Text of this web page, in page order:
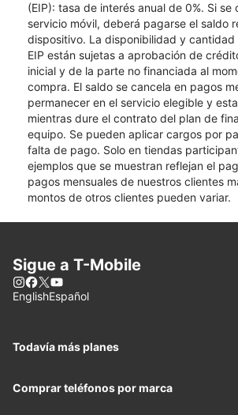
(EIP): tasa de interés anual de 0%. Si se
servicio móvil, deberá pagarse el saldo
dispositivo. La disponibilidad y cantidad
EIP están sujetas a aprobación de
inicial y de la parte no financiada al
compra. El saldo se cancela en pagos
permanecer en el servicio elegible y
mientras dure el contrato del plan de
equipo. Se pueden aplicar cargos por
falta de pago. Solo en tiendas
ejemplos que se muestran reflejan el
pagos mensuales de nuestros clientes
montos de otros clientes pueden variar.